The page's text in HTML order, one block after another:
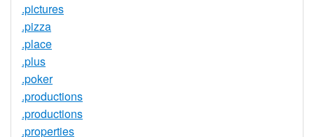
.pictures
.pizza
.place
.plus
.poker
.productions
.productions
.properties